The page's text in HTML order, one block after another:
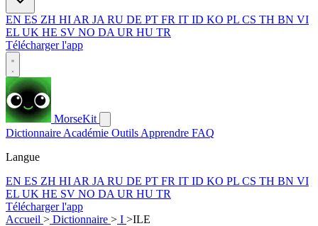
EN ES ZH HI AR JA RU DE PT FR IT ID KO PL CS TH BN VI
EL UK HE SV NO DA UR HU TR
Télécharger l'app
MorseKit
Dictionnaire Académie Outils Apprendre FAQ
Langue
EN ES ZH HI AR JA RU DE PT FR IT ID KO PL CS TH BN VI
EL UK HE SV NO DA UR HU TR
Télécharger l'app
Accueil > Dictionnaire > I >ILE